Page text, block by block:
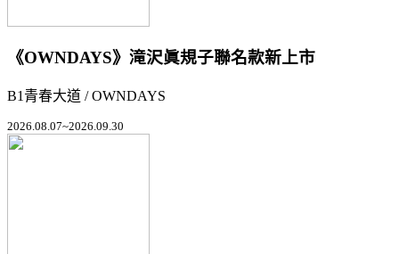
《OWNDAYS》滝沢眞規子聯名款新上市
B1青春大道 / OWNDAYS
2026.08.07~2026.09.30